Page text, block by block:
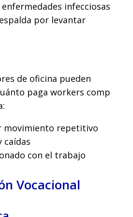
enfermedades infecciosas
por levantar
de oficina pueden
paga workers comp
movimiento repetitivo
caídas
con el trabajo
Vocacional